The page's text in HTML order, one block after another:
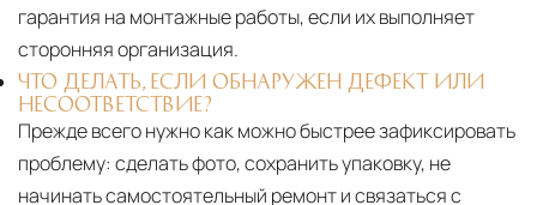
гарантия на монтажные работы, если их выполняет
сторонняя организация.
ЧТО ДЕЛАТЬ, ЕСЛИ ОБНАРУЖЕН ДЕФЕКТ ИЛИ
НЕСООТВЕТСТВИЕ?
Прежде всего нужно как можно быстрее зафиксировать
проблему: сделать фото, сохранить упаковку, не
начинать самостоятельный ремонт и связаться с